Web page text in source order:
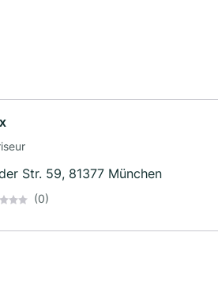
Str. 59, 81377 München
(0)